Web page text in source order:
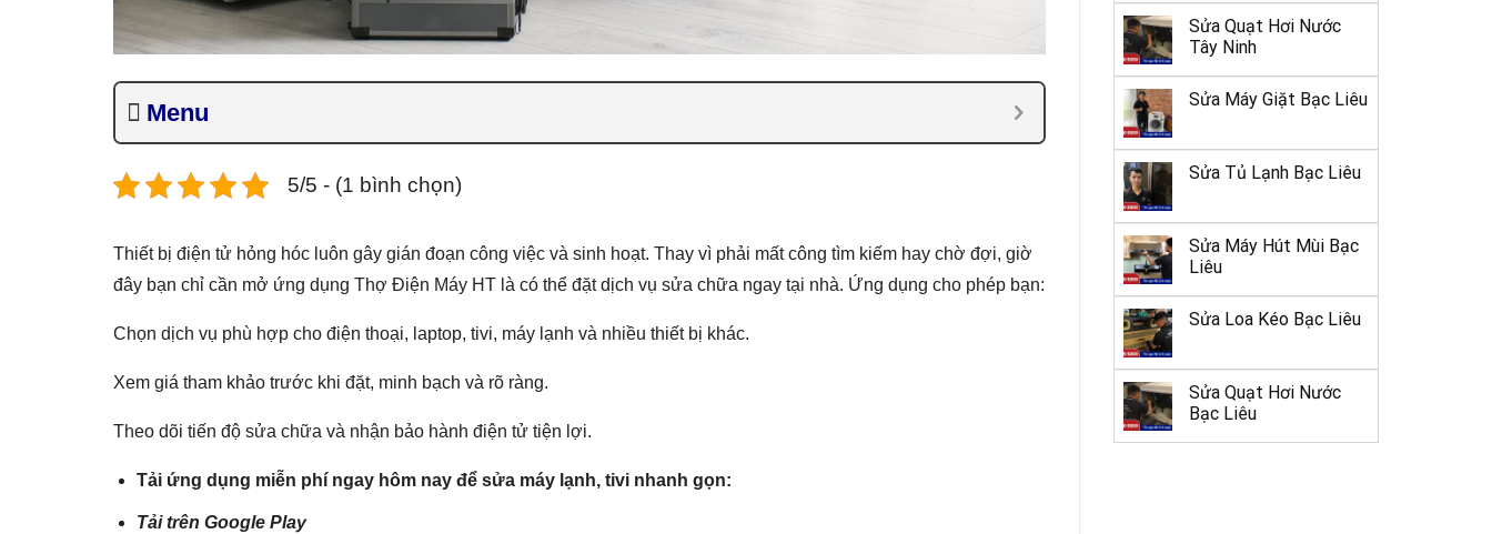
Menu
5/5 - (1 bình chọn)
Thiết bị điện tử hỏng hóc luôn gây gián đoạn công việc và sinh hoạt. Thay vì phải mất công tìm kiếm hay chờ đợi, giờ
đây bạn chỉ cần mở ứng dụng Thợ Điện Máy HT là có thể đặt dịch vụ sửa chữa ngay tại nhà. Ứng dụng cho phép bạn:
Chọn dịch vụ phù hợp cho điện thoại, laptop, tivi, máy lạnh và nhiều thiết bị khác.
Xem giá tham khảo trước khi đặt, minh bạch và rõ ràng.
Theo dõi tiến độ sửa chữa và nhận bảo hành điện tử tiện lợi.
Tải ứng dụng miễn phí ngay hôm nay để sửa máy lạnh, tivi nhanh gọn:
Tải trên Google Play
Sửa Quạt Hơi Nước
Tây Ninh
Sửa Máy Giặt Bạc Liêu
Sửa Tủ Lạnh Bạc Liêu
Sửa Máy Hút Mùi Bạc
Liêu
Sửa Loa Kéo Bạc Liêu
Sửa Quạt Hơi Nước
Bạc Liêu